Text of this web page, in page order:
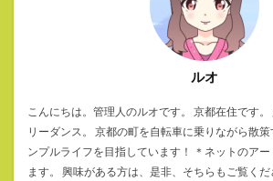
ルオ
こんにちは。管理人のルオです。 京都在住です
リーダンス。 京都の町を自転車に乗りながら散
ンプルライフを目指しています！ ＊ネットのア
ます。 興味がある方は、是非、そちらもご覧く